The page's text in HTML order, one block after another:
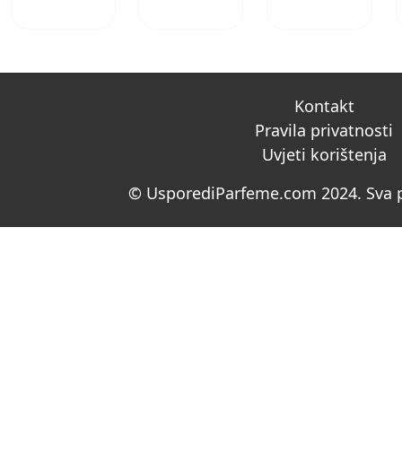
Kontakt
Pravila privatnosti
Uvjeti korištenja
© UsporediParfeme.com 2024. Sva